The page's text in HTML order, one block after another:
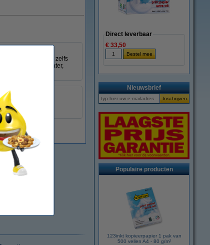
lang mee te gaan, zelfs
zonlicht, water,
TX-131
Direct leverbaar
€ 33,50
Nieuwsbrief
Populaire producten
123inkt kopieerpapier 1 pak van
500 vellen A4 - 80 g/m²